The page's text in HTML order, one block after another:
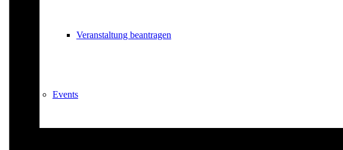
Veranstaltung beantragen
Events